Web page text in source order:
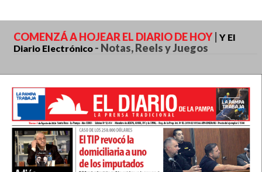
COMENZÁ A HOJEAR EL DIARIO DE HOY Y El
Diario Electrónico - Notas, Reels y Juegos